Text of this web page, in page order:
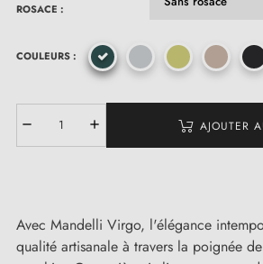
ROSACE :
COULEURS :
AJOUTER
Avec Mandelli Virgo, l'élégance
qualité artisanale à travers la poignée